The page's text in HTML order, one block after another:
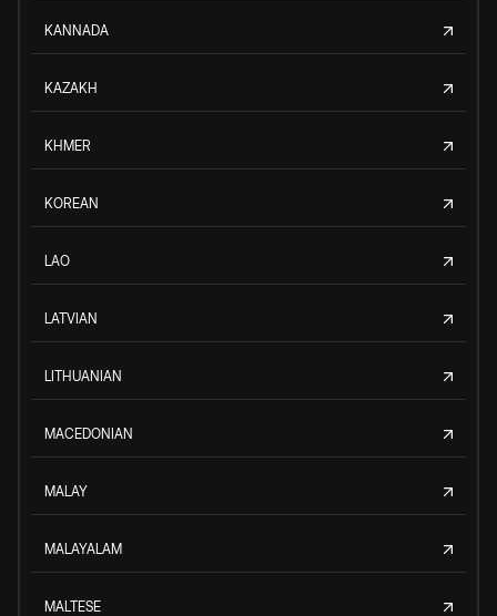
KANNADA
KAZAKH
KHMER
KOREAN
LAO
LATVIAN
LITHUANIAN
MACEDONIAN
MALAY
MALAYALAM
MALTESE